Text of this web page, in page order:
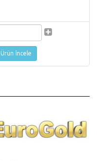
Ürün İncele